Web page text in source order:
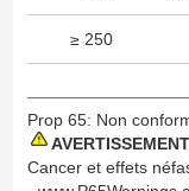
≥ 250
Prop 65: Non
Cancer et effets